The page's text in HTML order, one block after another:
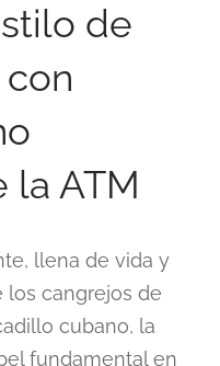
de
la ATM
llena de vida y
los cangrejos de
cubano, la
fundamental en